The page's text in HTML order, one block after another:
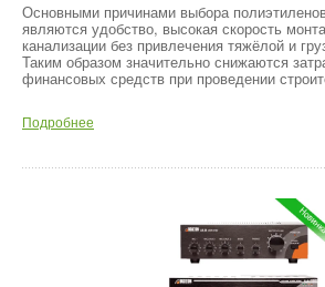
Основными причинами выбора
являются удобство, высокая скорость
канализации без привлечения тяжёлой и
Таким образом значительно снижаются
финансовых средств при проведении
Подробнее